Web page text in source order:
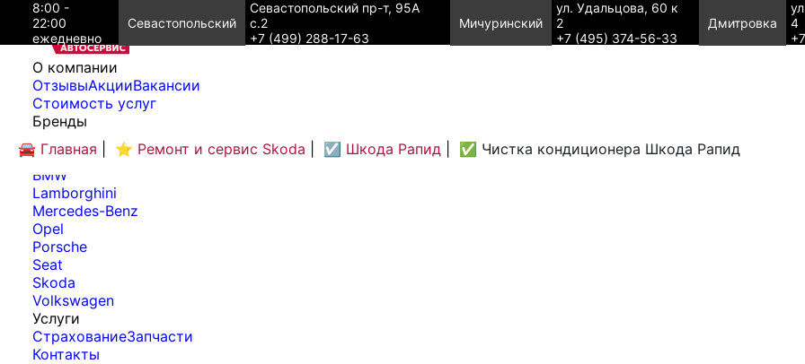
8:00 -
22:00
ежедневно
Севастопольский
Севастопольский пр-т, 95А
с.2
+7 (499) 288-17-63
Мичуринский
ул. Удальцова, 60 к
2
+7 (495) 374-56-33
Дмитровка
4
O компании
ОтзывыАкцииВакансии
Cтоимость услуг
Бренды
Audi
Bentley
BMW
Lamborghini
Mercedes-Benz
Opel
Porsche
Seat
Skoda
Volkswagen
Услуги
СтрахованиеЗапчасти
Контакты
🚘 Главная ⭐ Ремонт и сервис Skoda ☑️ Шкода Рапид ✅ Чистка кондиционера Шкода Рапид